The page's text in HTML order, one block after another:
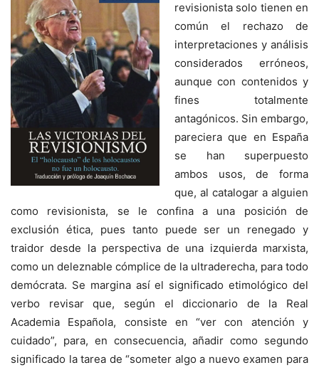
revisionista solo tienen en
común el rechazo de
interpretaciones y análisis
considerados erróneos,
aunque con contenidos y
fines totalmente
antagónicos. Sin embargo,
pareciera que en España
se han superpuesto
ambos usos, de forma
que, al catalogar a alguien
como revisionista, se le confina a una posición de
exclusión ética, pues tanto puede ser un renegado y
traidor desde la perspectiva de una izquierda marxista,
como un deleznable cómplice de la ultraderecha, para todo
demócrata. Se margina así el significado etimológico del
verbo revisar que, según el diccionario de la Real
Academia Española, consiste en “ver con atención y
cuidado”, para, en consecuencia, añadir como segundo
significado la tarea de “someter algo a nuevo examen para